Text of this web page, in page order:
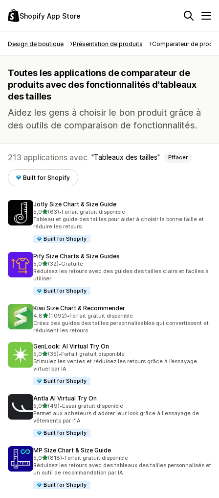
Shopify App Store
Design de boutique Présentation de produits Comparateur de
Toutes les applications de comparateur de
produits avec des fonctionnalités d'tableaux
des tailles
Aidez les gens à choisir le bon produit grâce à
des outils de comparaison de fonctionnalités.
213 applications avec Tableaux des tailles Effacer
Built for Shopify
Jotly Size Chart & Size Guide
5,0étoile(s) sur 5
(63)
63 avis au total
•Forfait gratuit disponible
Tableau et guide des tailles pour aider à choisir la bonne taille et
réduire les retours
Built for Shopify
Pify Size Charts & Size Guides
5,0étoile(s) sur 5
(32)
32 avis au total
•Gratuite
Réduisez les retours avec des guides des tailles clairs et faciles à
utiliser
Built for Shopify
Kiwi Size Chart & Recommender
4,8étoile(s) sur 5
(1 092)
1092 avis au total
•Forfait gratuit disponible
Créez des guides des tailles personnalisables qui convertissent et
réduisent les retours
GenLook: AI Virtual Try On
5,0étoile(s) sur 5
(35)
35 avis au total
•Forfait gratuit disponible
Stimulez les ventes et réduisez les retours grâce à l’essayage
virtuel par IA.
Built for Shopify
Antla AI Virtual Try On
5,0étoile(s) sur 5
(49)
49 avis au total
•Essai gratuit disponible
Permet aux acheteurs d'adorer leur look grâce à l'essayage de
vêtements par l'IA
Built for Shopify
MP Size Chart & Size Guide
5,0étoile(s) sur 5
(818)
818 avis au total
•Forfait gratuit disponible
Réduisez les retours avec des tableaux des tailles personnalisés et
un outil de recommandation par IA
Built for Shopify